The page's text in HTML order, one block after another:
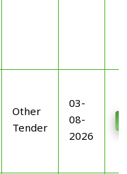
Other
Tender
03-
08-
2026